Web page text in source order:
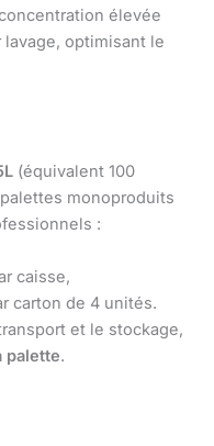
élevée
optimisant le
(équivalent 100
monoproduits
:
caisse,
carton de 4 unités.
et le stockage,
palette.